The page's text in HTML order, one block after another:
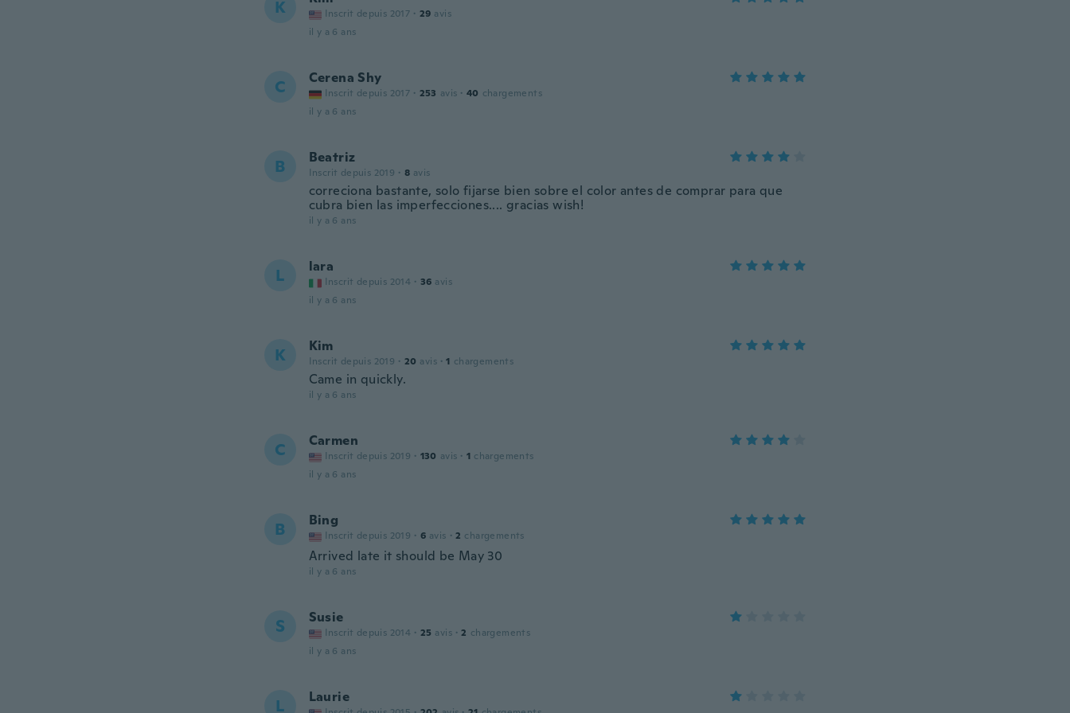
K Inscrit depuis 2017 · 29 avis
il y a 6 ans
C Cerena Shy
Inscrit depuis 2017 · 253 avis · 40 chargements
il y a 6 ans
B Beatriz
Inscrit depuis 2019 · 8 avis
correciona bastante, solo fijarse bien sobre el color antes de comprar para que
cubra bien las imperfecciones.... gracias wish!
il y a 6 ans
L lara
Inscrit depuis 2014 · 36 avis
il y a 6 ans
K Kim
Inscrit depuis 2019 · 20 avis · 1 chargements
Came in quickly.
il y a 6 ans
C Carmen
Inscrit depuis 2019 · 130 avis · 1 chargements
il y a 6 ans
B Bing
Inscrit depuis 2019 · 6 avis · 2 chargements
Arrived late it should be May 30
il y a 6 ans
S Susie
Inscrit depuis 2014 · 25 avis · 2 chargements
il y a 6 ans
L Laurie